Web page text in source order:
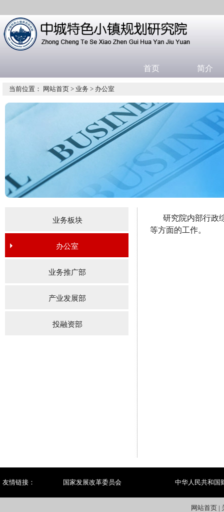
首页 简介
当前位置： 网站首页 > 业务 > 办公室
业务板块
办公室
业务推广部
产业发展部
投融资部
研究院内部行政
等方面的工作。
友情链接： 国家发展改革委员会 中华人民共和国
网站首页 |